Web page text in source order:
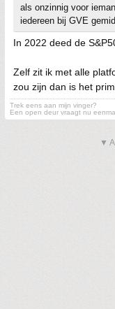
als onzinnig voor
iedereen bij GVE
In 2022 deed de
Zelf zit ik met alle
zou zijn dan is het
Trek eens aan mijn vinger?
Een open deur vraagt nu
▼